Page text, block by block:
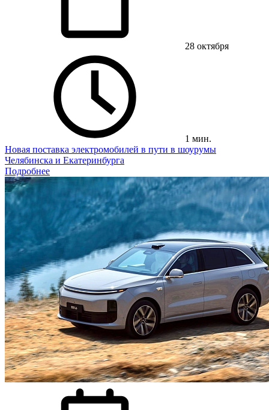
28 октября
1 мин.
Новая поставка электромобилей в пути в шоурумы
Челябинска и Екатеринбурга
Подробнее